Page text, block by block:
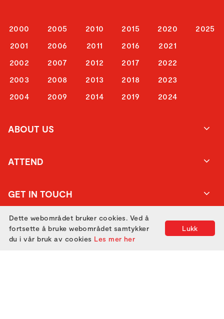
2000
2001
2002
2003
2004
2005
2006
2007
2008
2009
2010
2011
2012
2013
2014
2015
2016
2017
2018
2019
2020
2021
2022
2023
2024
2025
ABOUT US
ATTEND
GET IN TOUCH
Lukk
Dette webområdet bruker cookies. Ved å
fortsette å bruke webområdet samtykker
du i vår bruk av cookies Les mer her